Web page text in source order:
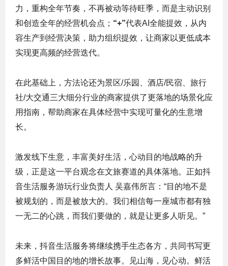
力，重构全年节奏，不再被动等待旺季，而是主动识别
和创造全年的经营机会点； “+”代表AI全能提效，从内
容生产到经营决策，助力组织提效，让商家以更低成本
实现更高频的经营迭代。
在此基础上，方法论还为景区/乐园、酒店/民宿、旅行
社/大交通三大细分行业的商家提供了更落地的场景化应
用指南，帮助商家在具体经营中实现可量化的生意增
长。
激发线下生意，丰富美好生活，心动目的地战略的升
级，正是这一平台观念在文旅赛道的具体落地。正如抖
音生活服务游玩行业负责人 吴嘉伟所言：“目的地不是
被规划的，而是被放大的。我们相信每一座城市都有独
一无二的心跳，而我们要做的，就是让更多人听见。”
未来，抖音生活服务将继续携手生态各方，共同书写更
多鲜活中国目的地的增长故事。见山海，见心动。鲜活